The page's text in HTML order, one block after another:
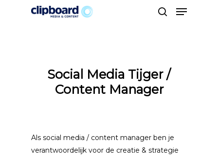
Social Media Tijger /
Content Manager
Als social media / content manager ben je
verantwoordelijk voor de creatie & strategie